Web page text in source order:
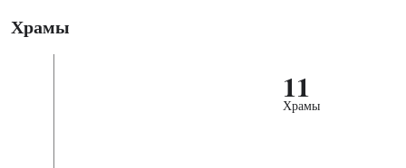
Храмы
11
Храмы